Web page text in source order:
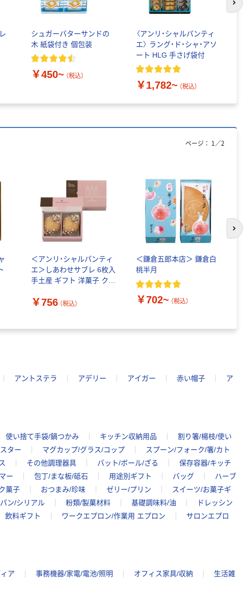
シュガーバターサンドの
木 紙袋付き 個包装
￥450~ （税込）
〈アンリ・シャルパンティ
エ〉 ラング・ド・シャ・アソ
ート HLG 手さげ袋付
￥1,782~ （税込）
次
＜アンリ・シャルパンティ
エ＞しあわせサブレ 6枚入
手土産 ギフト 洋菓子 クッ
答品 紙袋付き
￥756 （税込）
＜鎌倉五郎本店＞ 鎌倉白
桃半月
￥702~ （税込）
ページ： 1 ／2
次
アントステラ アデリー アイガー 赤い帽子
ア
使い捨て手袋/鍋つかみ キッチン収納用品
割り箸/楊枝/使い
ター マグカップ/グラス/コップ
スプーン/フォーク/箸/カト
その他調理器具 バット/ボール/ざる
保存容器/キッチ
ー 包丁/まな板/砥石 用途別ギフト バッグ
ハーブ
菓子 おつまみ/珍味 ゼリー/プリン
スイーツ/お菓子ギ
ン/シリアル 粉類/製菓材料 基礎調味料/油
ドレッシン
飲料ギフト ワークエプロン/作業用 エプロン
サロンエプロ
ア 事務機器/家電/電池/照明 オフィス家具/収納
生活雑